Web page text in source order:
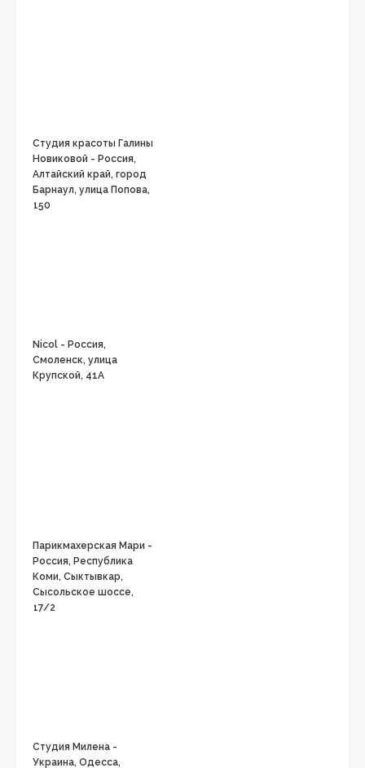
Студия красоты Галины
Новиковой - Россия,
Алтайский край, город
Барнаул, улица Попова,
150
Nicol - Россия,
Смоленск, улица
Крупской, 41А
Парикмахерская Мари -
Россия, Республика
Коми, Сыктывкар,
Сысольское шоссе,
17/2
Студия Милена -
Украина, Одесса,